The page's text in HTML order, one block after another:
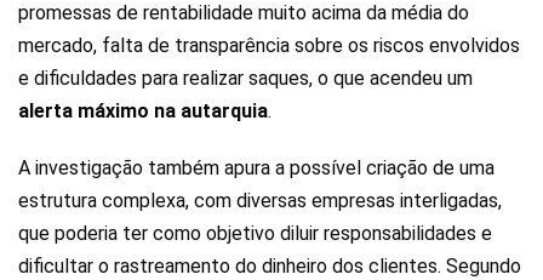
promessas de rentabilidade muito acima da média do
mercado, falta de transparência sobre os riscos envolvidos
e dificuldades para realizar saques, o que acendeu um
alerta máximo na autarquia.
A investigação também apura a possível criação de uma
estrutura complexa, com diversas empresas interligadas,
que poderia ter como objetivo diluir responsabilidades e
dificultar o rastreamento do dinheiro dos clientes. Segundo